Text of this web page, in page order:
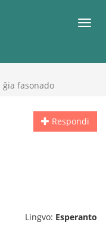
fasonado
Respondi
Lingvo: Esperanto